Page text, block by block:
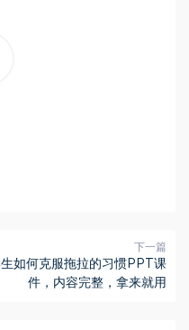
下一篇
如何克服拖拉的习惯PPT课
件，内容完整，拿来就用